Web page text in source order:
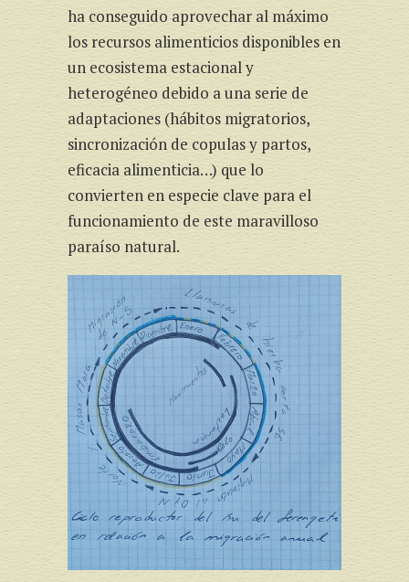
ha conseguido aprovechar al máximo
los recursos alimenticios disponibles en
un ecosistema estacional y
heterogéneo debido a una serie de
adaptaciones (hábitos migratorios,
sincronización de copulas y partos,
eficacia alimenticia…) que lo
convierten en especie clave para el
funcionamiento de este maravilloso
paraíso natural.